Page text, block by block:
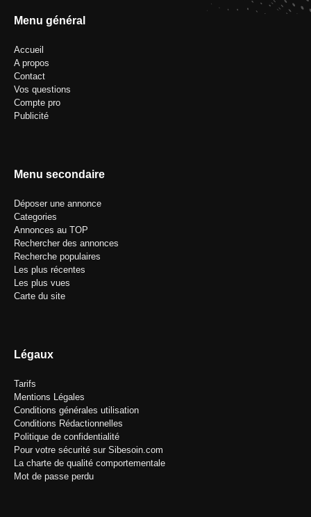
Menu général
Accueil
A propos
Contact
Vos questions
Compte pro
Publicité
Menu secondaire
Déposer une annonce
Categories
Annonces au TOP
Rechercher des annonces
Recherche populaires
Les plus récentes
Les plus vues
Carte du site
Légaux
Tarifs
Mentions Légales
Conditions générales utilisation
Conditions Rédactionnelles
Politique de confidentialité
Pour votre sécurité sur Sibesoin.com
La charte de qualité comportementale
Mot de passe perdu